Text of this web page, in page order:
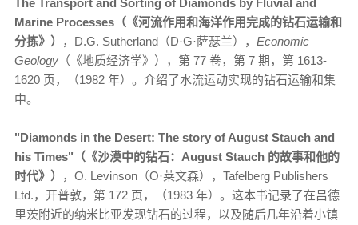
The Transport and Sorting of Diamonds by Fluvial and
Marine Processes（《河流作用和海洋作用完成的钻石运输和
分拣》）
，D.G. Sutherland（D·G·萨瑟兰）， Economic
Geology （《地质经济学》），第 77 卷，第 7 期，第 1613-
1620 页，（1982 年）。介绍了水流运动实现的钻石运输和集
中。
"Diamonds in the Desert: The story of August Stauch and
his Times"（《沙漠中的钻石：August Stauch 的故事和他的
时代》）
，O. Levinson（O·莱文森），Tafelberg Publishers
Ltd.，开普敦，第 172 页，（1983 年）。这本书记录了在吕德
里茨附近的纳米比亚发现钻石的过程，以及随后几年沿着小镇